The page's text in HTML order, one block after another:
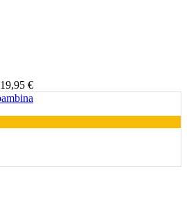
19,95 €